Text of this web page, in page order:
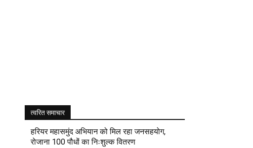
त्वरित समाचार
हरियर महासमुंद अभियान को मिल रहा जनसहयोग,
रोजाना 100 पौधों का निःशुल्क वितरण